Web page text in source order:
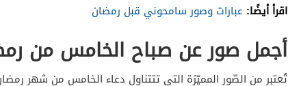
اقرأ أيضًا: عبارات وصور سامحوني قبل رمضان
أجمل صور عن صباح الخامس من
تُعتبر من الصّور المميّزة التي تتتناول دعاء الخامس من شهر